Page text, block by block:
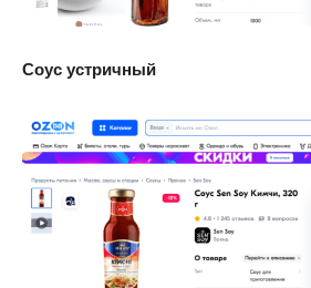
Соус устричный